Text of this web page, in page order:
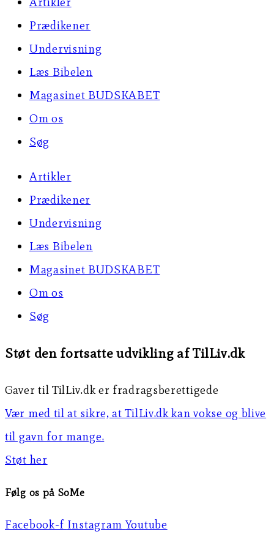
page
Prædikener
Undervisning
Læs Bibelen
Magasinet BUDSKABET
Om os
Søg
Artikler
Prædikener
Undervisning
Læs Bibelen
Magasinet BUDSKABET
Om os
Søg
Støt den fortsatte udvikling af TilLiv.dk
Gaver til TilLiv.dk er fradragsberettigede
Vær med til at sikre, at TilLiv.dk kan vokse og blive
til gavn for mange.
Støt her
Følg os på SoMe
Facebook-f Instagram Youtube